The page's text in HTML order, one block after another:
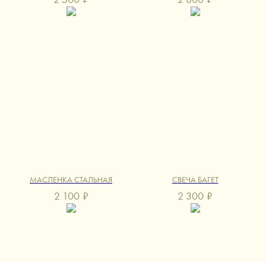
МАСЛЕНКА СТАЛЬНАЯ
2 100 ₽
СВЕЧА БАГЕТ
2 300 ₽